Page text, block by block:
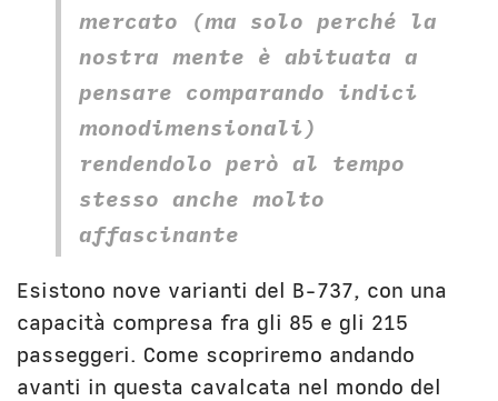
mercato (ma solo perché la
nostra mente è abituata a
pensare comparando indici
monodimensionali)
rendendolo però al tempo
stesso anche molto
affascinante
Esistono nove varianti del B-737, con una
capacità compresa fra gli 85 e gli 215
passeggeri. Come scopriremo andando
avanti in questa cavalcata nel mondo del